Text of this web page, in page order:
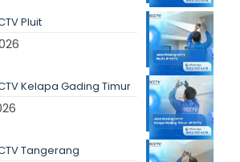
Pluit
Kelapa Gading Timur
Tangerang